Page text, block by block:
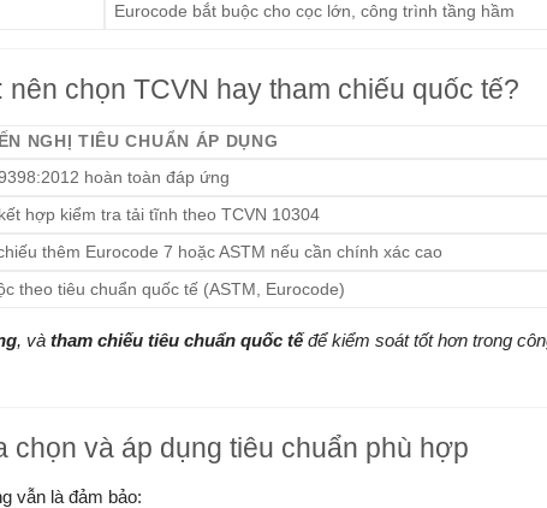
Eurocode bắt buộc cho cọc lớn, công trình tầng hầm
chọn TCVN hay tham chiếu quốc tế?
NGHỊ TIÊU CHUẨN ÁP DỤNG
hoàn toàn đáp ứng
hợp kiểm tra tải tĩnh theo TCVN 10304
thêm Eurocode 7 hoặc ASTM nếu cần chính xác cao
theo tiêu chuẩn quốc tế (ASTM, Eurocode)
, vàtham chiếu tiêu chuẩn quốc tếđể kiểm soát tốt hơn trong
chọn và áp dụng tiêu chuẩn phù hợp
vẫn là đảm bảo: